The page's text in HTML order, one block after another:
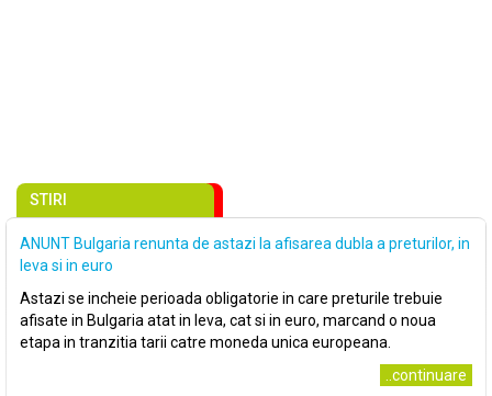
STIRI
ANUNT Bulgaria renunta de astazi la afisarea dubla a preturilor, in
leva si in euro
Astazi se incheie perioada obligatorie in care preturile trebuie
afisate in Bulgaria atat in leva, cat si in euro, marcand o noua
etapa in tranzitia tarii catre moneda unica europeana.
..continuare